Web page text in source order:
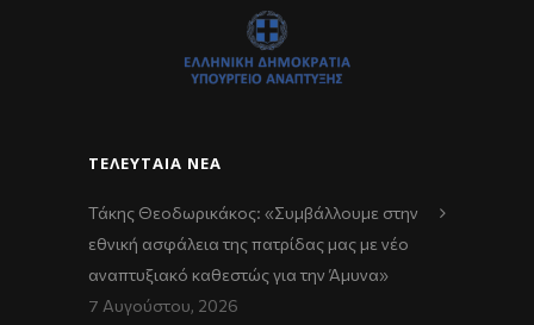
ΤΕΛΕΥΤΑΊΑ ΝΈΑ
Τάκης Θεοδωρικάκος: «Συμβάλλουμε στην
εθνική ασφάλεια της πατρίδας μας με νέο
αναπτυξιακό καθεστώς για την Άμυνα»
7 Αυγούστου, 2026